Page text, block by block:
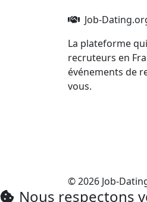
Job-
La plateforme
recruteurs en
événements de
vous.
© 2026 Job-
Nous respectons